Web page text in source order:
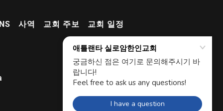
사역 교회 주보
교회 일정